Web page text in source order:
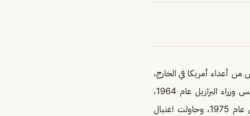
الاغتيالات والتخلص من أعداء أمريكا في الخارج،
فقد اغتالت رئيس سيلان عام 1959، ورئيس وزراء الكونغو عام 1961، ورئيس وزراء البرازيل عام 1964،
ورئيس موزمبيق عام 1969، ورئيس تشيلي عام 1973، ورئيس بنجلاديش عام 1975، وحاولت اغتيال